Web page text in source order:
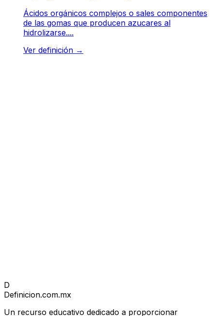
Ácidos orgánicos complejos o sales componentes
de las gomas que producen azucares al
hidrolizarse....
Ver definición →
D
Definicion.com.mx
Un recurso educativo dedicado a proporcionar